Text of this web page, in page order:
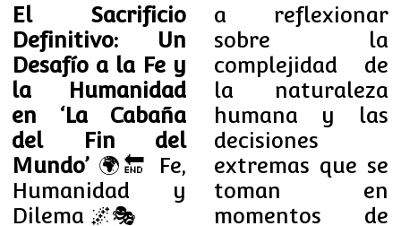
El Sacrificio
Definitivo: Un
Desafío a la Fe y
la Humanidad
en ‘La Cabaña
del Fin del
Mundo’ 🌍🔚 Fe,
Humanidad y
Dilema 🌌🎭
a reflexionar
sobre la
complejidad de
la naturaleza
humana y las
decisiones
extremas que se
toman en
momentos de